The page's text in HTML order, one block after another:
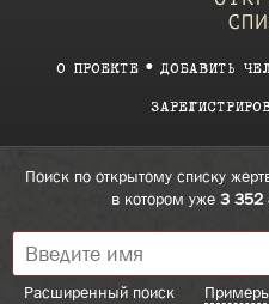
О ПРОЕКТЕ ДОБАВИТЬ
Поиск по открытому списку
в котором уже 3 352
Расширенный поиск